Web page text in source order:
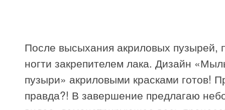
После высыхания акриловых пузырей,
ногти закрепителем лака. Дизайн
пузыри» акриловыми красками готов!
правда?! В завершение предлагаю